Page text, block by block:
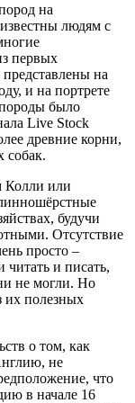
на
людям с
первых
на
и на портрете
было
Live Stock
древние корни,
собак.
Колли или
будучи
Отсутствие
просто –
и писать,
не могли. Но
их полезных
о том, как
не
что
в начале 16